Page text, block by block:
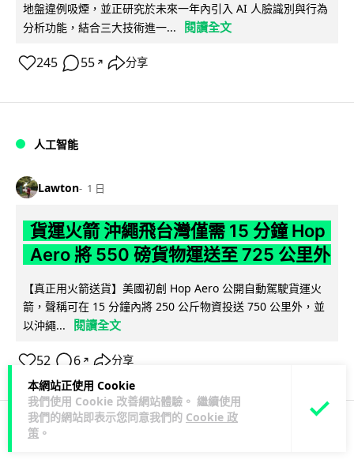
本網站正使用 Cookie
我們使用 Cookie 改善網站體驗。 繼續使用
我們的網站即表示您同意我們的 Cookie 政
策 。
地盤違例吸煙，並正研究於未來一年內引入 AI 人臉識別與行為
分析功能，結合三大技術進一...
閱讀全文
245 55 ↗ 分享
人工智能
Lawton 1 日
貨運火箭 沖繩飛台灣僅需 15 分鐘 Hop
Aero 將 550 磅貨物運送至 725 公里外
【真正用火箭送貨】美國初創 Hop Aero 公開自動駕駛貨運火
箭，聲稱可在 15 分鐘內將 250 公斤物資投送 750 公里外，並
以沖繩...
閱讀全文
52 6 ↗ 分享
科技娛樂